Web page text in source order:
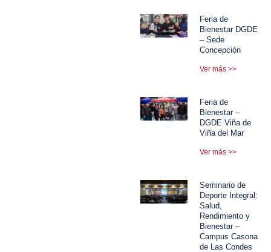
Feria de
Bienestar DGDE
– Sede
Concepción
Ver más >>
Feria de
Bienestar –
DGDE Viña de
Viña del Mar
Ver más >>
Seminario de
Deporte Integral:
Salud,
Rendimiento y
Bienestar –
Campus Casona
de Las Condes